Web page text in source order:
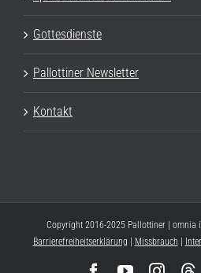
Gottesdienste
Pallottiner Newsletter
Kontakt
Copyright 2016-2025 Pallottiner | omnia
Barrierefreiheitserklärung
Missbrauch